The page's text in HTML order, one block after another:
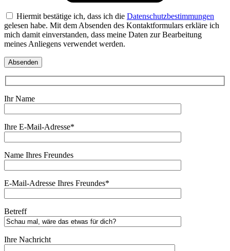
Hiermit bestätige ich, dass ich die Datenschutzbestimmungen
gelesen habe. Mit dem Absenden des Kontaktformulars erkläre ich
mich damit einverstanden, dass meine Daten zur Bearbeitung
meines Anliegens verwendet werden.
Ihr Name
Ihre E-Mail-Adresse*
Name Ihres Freundes
E-Mail-Adresse Ihres Freundes*
Betreff
Ihre Nachricht